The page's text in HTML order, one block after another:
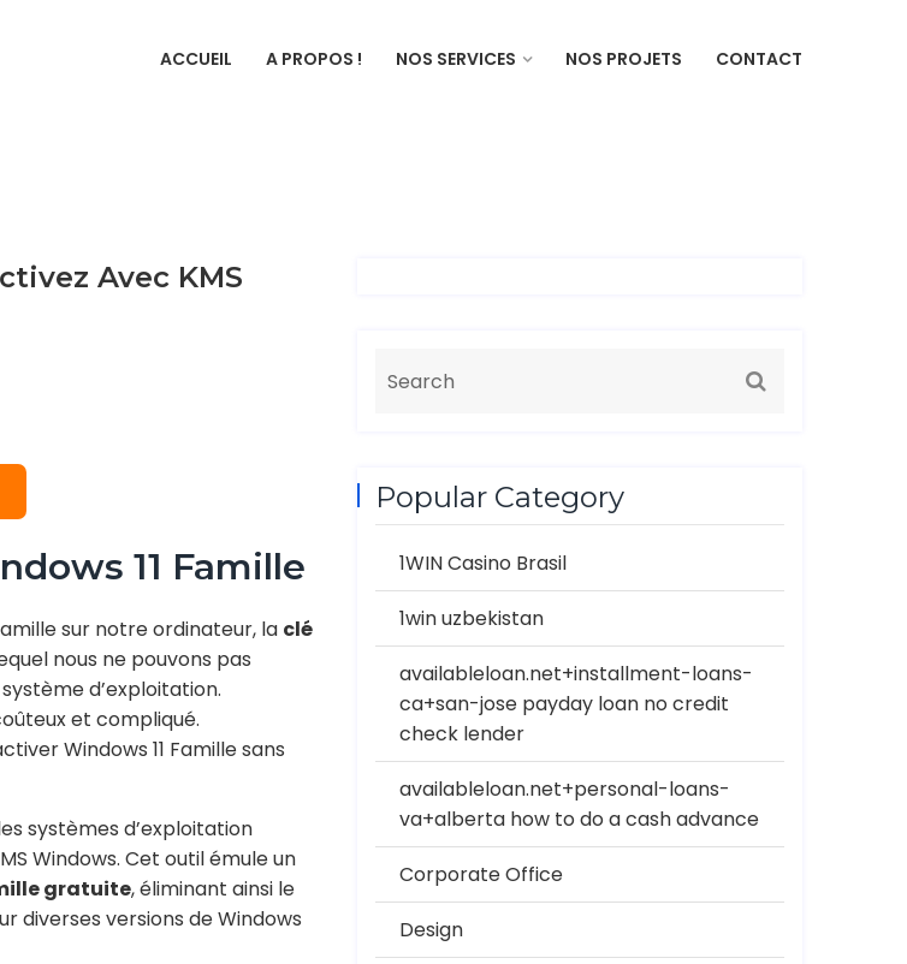
ACCUEIL A PROPOS ! NOS SERVICES NOS PROJETS CONTACT
Avec KMS
11 Famille
sur notre ordinateur, la clé
nous ne pouvons pas
d’exploitation.
et compliqué.
Windows 11 Famille sans
systèmes d’exploitation
Windows. Cet outil émule un
gratuite, éliminant ainsi le
diverses versions de Windows
Popular Category
1WIN Casino Brasil
1win uzbekistan
availableloan.net+installment-loans-
ca+san-jose payday loan no credit
check lender
availableloan.net+personal-loans-
va+alberta how to do a cash advance
Corporate Office
Design